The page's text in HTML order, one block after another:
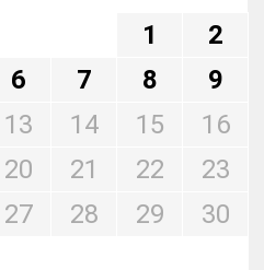
1
2
6 7 8
9
13 14 15
16
20 21 22
23
27 28 29
30